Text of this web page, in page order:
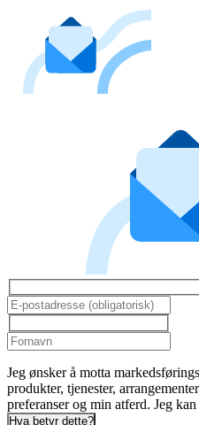
Jeg ønsker å motta
produkter, tjenester,
preferanser og min atferd. Jeg
Hva betyr dette?